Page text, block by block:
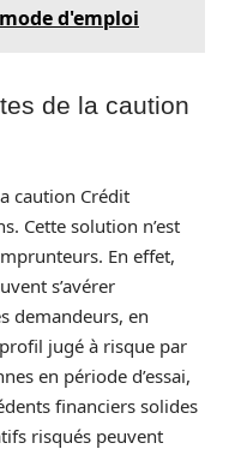
d'emploi
de la caution
caution Crédit
Cette solution n’est
En effet,
s’avérer
demandeurs, en
jugé à risque par
en période d’essai,
financiers solides
risqués peuvent